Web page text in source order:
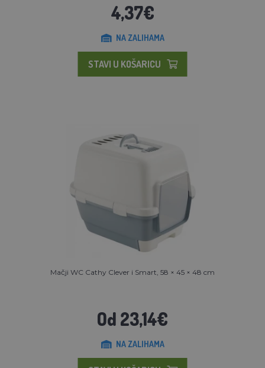
4,37€
NA ZALIHAMA
STAVI U KOŠARICU
Mačji WC Cathy Clever i Smart, 58 × 45 × 48 cm
Od 23,14€
NA ZALIHAMA